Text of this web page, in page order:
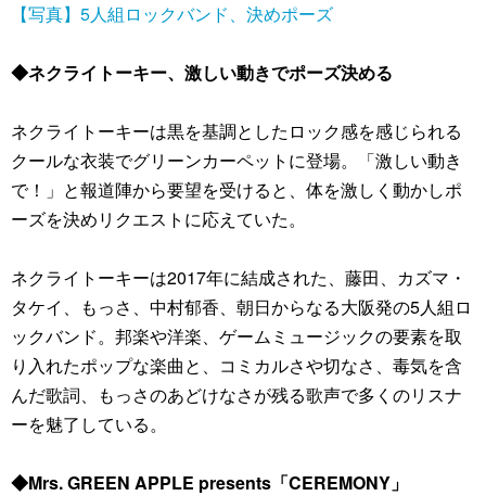
【写真】5人組ロックバンド、決めポーズ
◆ネクライトーキー、激しい動きでポーズ決める
ネクライトーキーは黒を基調としたロック感を感じられる
クールな衣装でグリーンカーペットに登場。「激しい動き
で！」と報道陣から要望を受けると、体を激しく動かしポ
ーズを決めリクエストに応えていた。
ネクライトーキーは2017年に結成された、藤田、カズマ・
タケイ、もっさ、中村郁香、朝日からなる大阪発の5人組ロ
ックバンド。邦楽や洋楽、ゲームミュージックの要素を取
り入れたポップな楽曲と、コミカルさや切なさ、毒気を含
んだ歌詞、もっさのあどけなさが残る歌声で多くのリスナ
ーを魅了している。
◆Mrs. GREEN APPLE presents「CEREMONY」